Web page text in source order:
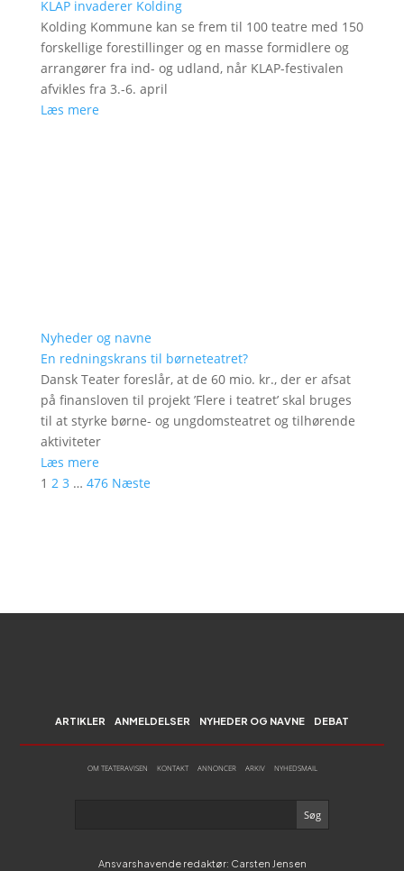
KLAP invaderer Kolding
Kolding Kommune kan se frem til 100 teatre med 150
forskellige forestillinger og en masse formidlere og
arrangører fra ind- og udland, når KLAP-festivalen
afvikles fra 3.-6. april
Læs mere
Nyheder og navne
En redningskrans til børneteatret?
Dansk Teater foreslår, at de 60 mio. kr., der er afsat
på finansloven til projekt ’Flere i teatret’ skal bruges
til at styrke børne- og ungdomsteatret og tilhørende
aktiviteter
Læs mere
1 2 3 … 476 Næste
ARTIKLER ANMELDELSER NYHEDER OG NAVNE DEBAT
OM TEATERAVISEN KONTAKT ANNONCER ARKIV NYHEDSMAIL
Ansvarshavende redaktør: Carsten Jensen